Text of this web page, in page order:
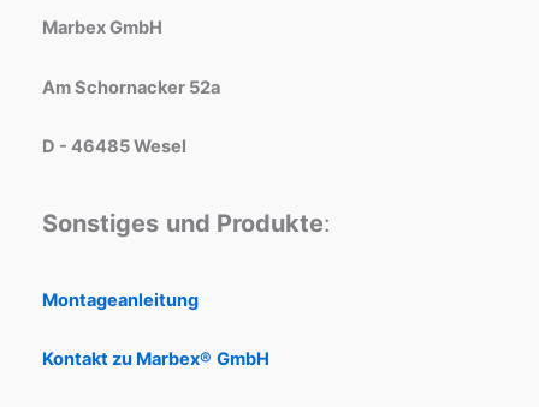
Marbex GmbH
Am Schornacker 52a
D - 46485 Wesel
Sonstiges und Produkte:
Montageanleitung
Kontakt zu Marbex® GmbH